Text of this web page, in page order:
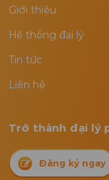
Giới thiệu
Hệ thống đại lý
Tin tức
Liên hệ
Trở thành đại lý
Đăng ký ngay